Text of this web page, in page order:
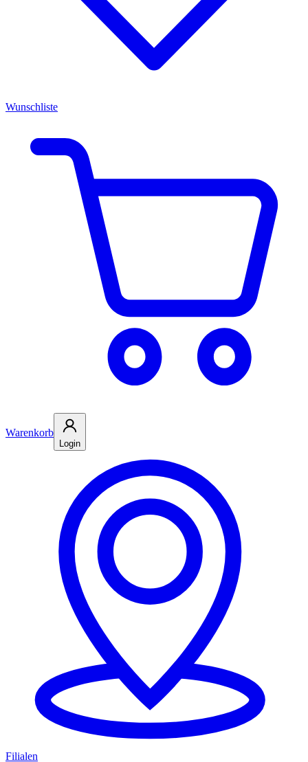
Wunschliste
Warenkorb
Login
Filialen